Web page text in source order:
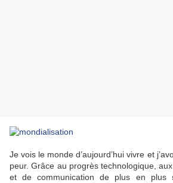
Je vois le monde d’aujourd’hui vivre et
peur. Grâce au progrès technologique,
et de communication de plus en plus